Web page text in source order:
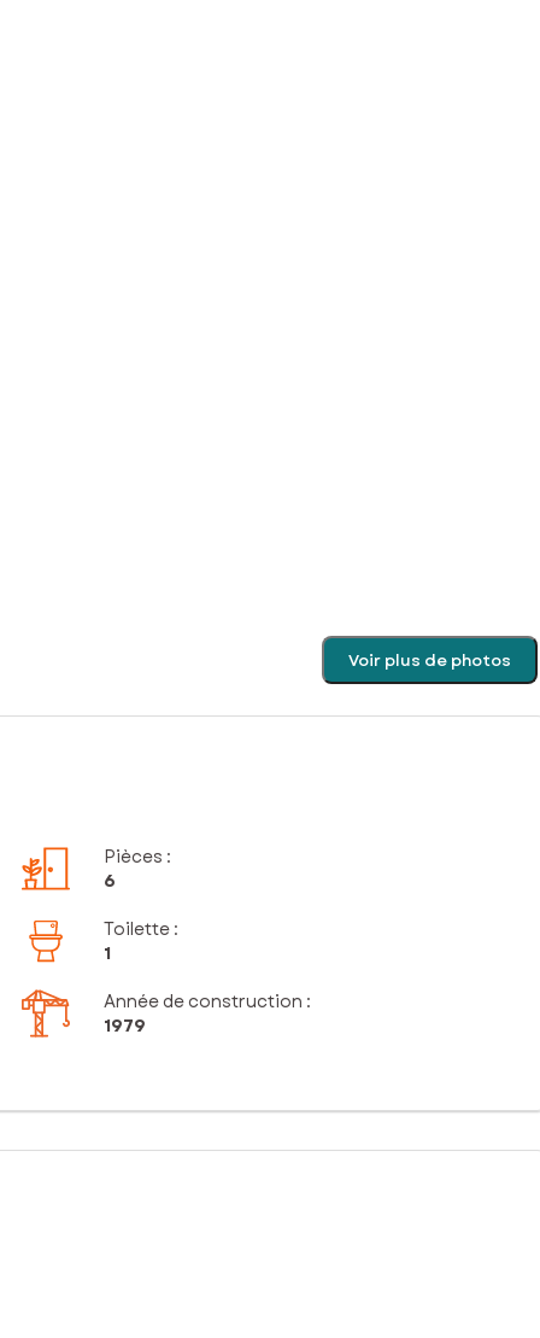
Voir plus de photos
Pièces :
6
Toilette :
1
Année de construction :
1979